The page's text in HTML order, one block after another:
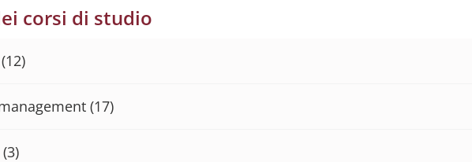
corsi di studio
(12)
(17)
(3)